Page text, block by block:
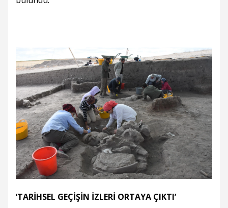
‘TARİHSEL GEÇİŞİN İZLERİ ORTAYA ÇIKTI’